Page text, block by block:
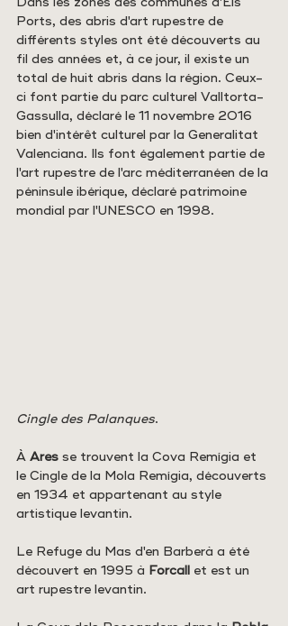
Ports, des abris d'art rupestre de
différents styles ont été découverts au
fil des années et, à ce jour, il existe un
total de huit abris dans la région. Ceux-
ci font partie du parc culturel Valltorta-
Gassulla, déclaré le 11 novembre 2016
bien d'intérêt culturel par la Generalitat
Valenciana. Ils font également partie de
l'art rupestre de l'arc méditerranéen de la
péninsule ibérique, déclaré patrimoine
mondial par l'UNESCO en 1998.
Cingle des Palanques.
À Ares se trouvent la Cova Remígia et
le Cingle de la Mola Remígia, découverts
en 1934 et appartenant au style
artistique levantin.
Le Refuge du Mas d'en Barberà a été
découvert en 1995 à Forcall et est un
art rupestre levantin.